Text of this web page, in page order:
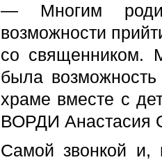
— Многим
возможности
со священником.
была
храме вместе с
ВОРДИ Анастасия
Самой звонкой и,